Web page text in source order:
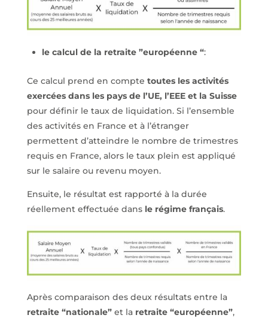
le calcul de la retraite ”européenne “:
Ce calcul prend en compte toutes les activités
exercées dans les pays de l’UE, l’EEEet la Suisse
pour définir le taux de liquidation. Si l’ensemble
des activités en France et à l’étranger
permettent d’atteindre le nombre de trimestres
requis en France, alors le taux plein est appliqué
sur le salaire ou revenu moyen.
Ensuite, le résultat est rapporté à la durée
réellement effectuée dans le régime français.
Après comparaison des deux résultats entre la
retraite “nationale”et la retraite “européenne”,